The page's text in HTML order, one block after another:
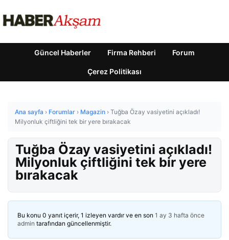
Güncel Haberler Firma Rehberi Forum
Çerez Politikası
Ana sayfa › Forumlar › Magazin › Tuğba Özay vasiyetini açıkladı!
Milyonluk çiftliğini tek bir yere bırakacak
Tuğba Özay vasiyetini açıkladı!
Milyonluk çiftliğini tek bir yere
bırakacak
Bu konu 0 yanıt içerir, 1 izleyen vardır ve en son 1 ay 3 hafta önce
admin tarafından güncellenmiştir.